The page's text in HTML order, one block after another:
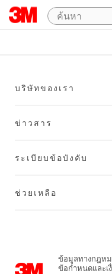
บริษัทของเรา
ข่าวสาร
ระเบียบข้อบังคับ
ช่วยเหลือ
ข้อมูลทางกฎห
ข้อกำหนดและเ